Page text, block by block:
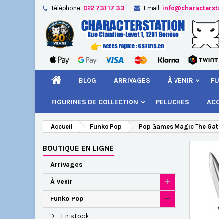
Téléphone: 022 731 17 33 Email:
BLOG ARRIVAGES À VENIR
FIGURINES DE COLLECTION PELUCHES
Accueil Funko Pop Pop Games Magic The
BOUTIQUE EN LIGNE
Arrivages
À venir
Funko Pop
En stock